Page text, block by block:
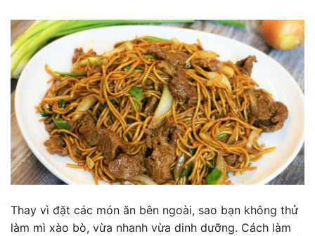
Thay vì đặt các món ăn bên ngoài, sao bạn không thử
làm mì xào bò, vừa nhanh vừa dinh dưỡng. Cách làm